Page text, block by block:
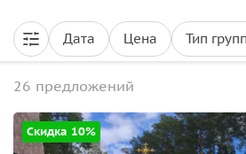
Дата Цена Тип
26 предложений
Скидка 10%